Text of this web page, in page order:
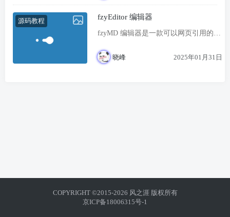
展示,咱总不能存入通过js解析后的html
入库吧(虽然也行),但始终效果不会太好,
我们这里介绍PHP版本的解析方案
源码教程 fzyEditor 编辑器
fzyMD 编辑器是一款可以网页引用的
框架运转，内置了更多工具栏，可实时
晓峰 2025年01月31日
COPYRIGHT ©2015-2026 风之涯 版权所有
京ICP备18006315号-1